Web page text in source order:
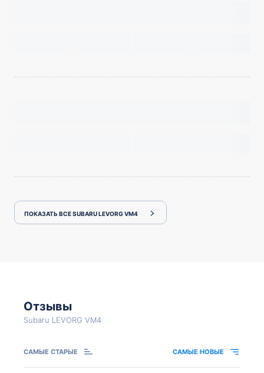
ПОКАЗАТЬ ВСЕ SUBARU LEVORG VM4
Отзывы
Subaru LEVORG VM4
САМЫЕ СТАРЫЕ САМЫЕ НОВЫЕ